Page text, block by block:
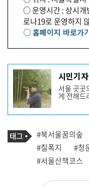
○ 운영시간 : 상시개
로나19로 운영하지
○ 홈페이지 바로가
기
사
작
성
자
프
필
시민기
서울 곳곳
게 전해드
기
사
관
련
태
태
그
#북서울꿈의숲
#칠폭지
#청
#서울산책코스